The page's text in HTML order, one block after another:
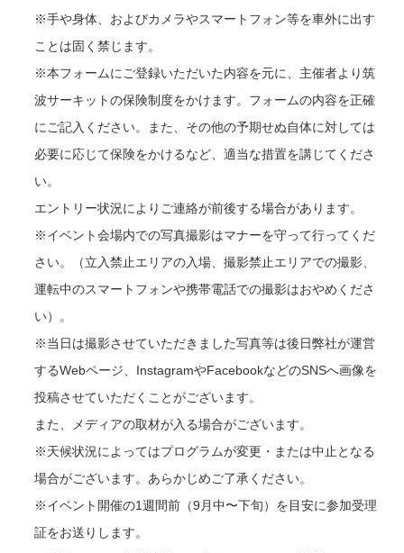
※手や身体、およびカメラやスマートフォン等を車外に出す
ことは固く禁じます。
※本フォームにご登録いただいた内容を元に、主催者より筑
波サーキットの保険制度をかけます。フォームの内容を正確
にご記入ください。また、その他の予期せぬ自体に対しては
必要に応じて保険をかけるなど、適当な措置を講じてくださ
い。
エントリー状況によりご連絡が前後する場合があります。
※イベント会場内での写真撮影はマナーを守って行ってくだ
さい。（立入禁止エリアの入場、撮影禁止エリアでの撮影、
運転中のスマートフォンや携帯電話での撮影はおやめくださ
い）。
※当日は撮影させていただきました写真等は後日弊社が運営
するWebページ、InstagramやFacebookなどのSNSへ画像を
投稿させていただくことがございます。
また、メディアの取材が入る場合がございます。
※天候状況によってはプログラムが変更・または中止となる
場合がございます。あらかじめご了承ください。
※イベント開催の1週間前（9月中〜下旬）を目安に参加受理
証をお送りします。